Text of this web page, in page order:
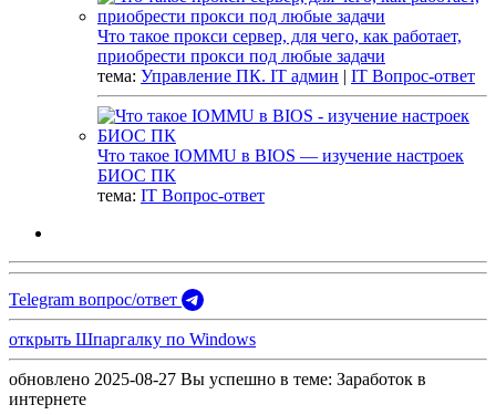
Что такое прокси сервер, для чего, как работает,
приобрести прокси под любые задачи
тема: Управление ПК. IT админ | IT Вопрос-ответ
Что такое IOMMU в BIOS — изучение настроек
БИОС ПК
тема: IT Вопрос-ответ
Telegram вопрос/ответ
открыть Шпаргалку по Windows
обновлено 2025-08-27 Вы успешно в теме: Заработок в
интернете